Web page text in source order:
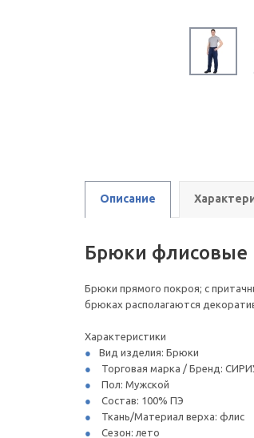
Описание
Брюки флисовые
Брюки прямого покроя; с
брюках располагаются
Характеристики
Вид изделия: Брюки
Торговая марка / Бренд:
Пол: Мужской
Состав: 100% ПЭ
Ткань/Материал верха: флис
Сезон: лето